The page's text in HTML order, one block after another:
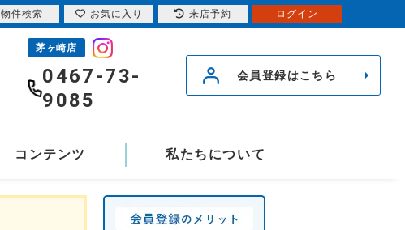
茅ヶ崎店
0467-73-
9085
会員登録はこちら
コンテンツ 私たちについて
物件検索 お気に入り 来店予約 ログイン